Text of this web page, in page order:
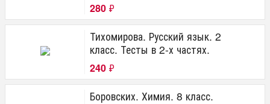
280 ₽
Тихомирова. Русский язык. 2
класс. Тесты в 2-х частях.
240 ₽
Боровских. Химия. 8 класс.